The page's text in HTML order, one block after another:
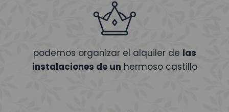
podemos organizar el alquiler de las
instalaciones de un hermoso castillo